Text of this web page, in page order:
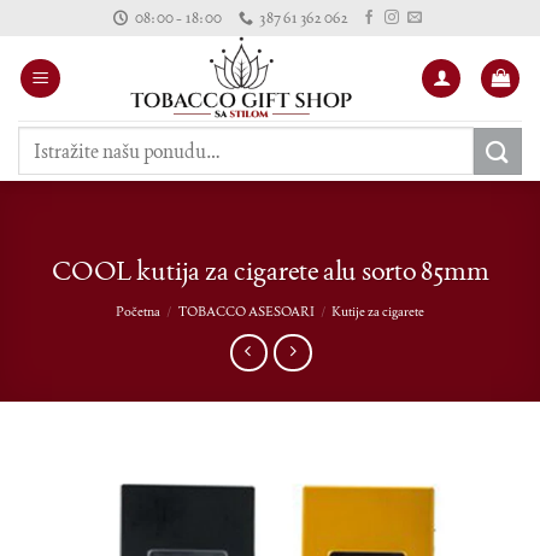
content
08:00 - 18:00 387 61 362 062
Pretraži:
COOL kutija za cigarete alu sorto 85mm
Početna / TOBACCO ASESOARI / Kutije za cigarete